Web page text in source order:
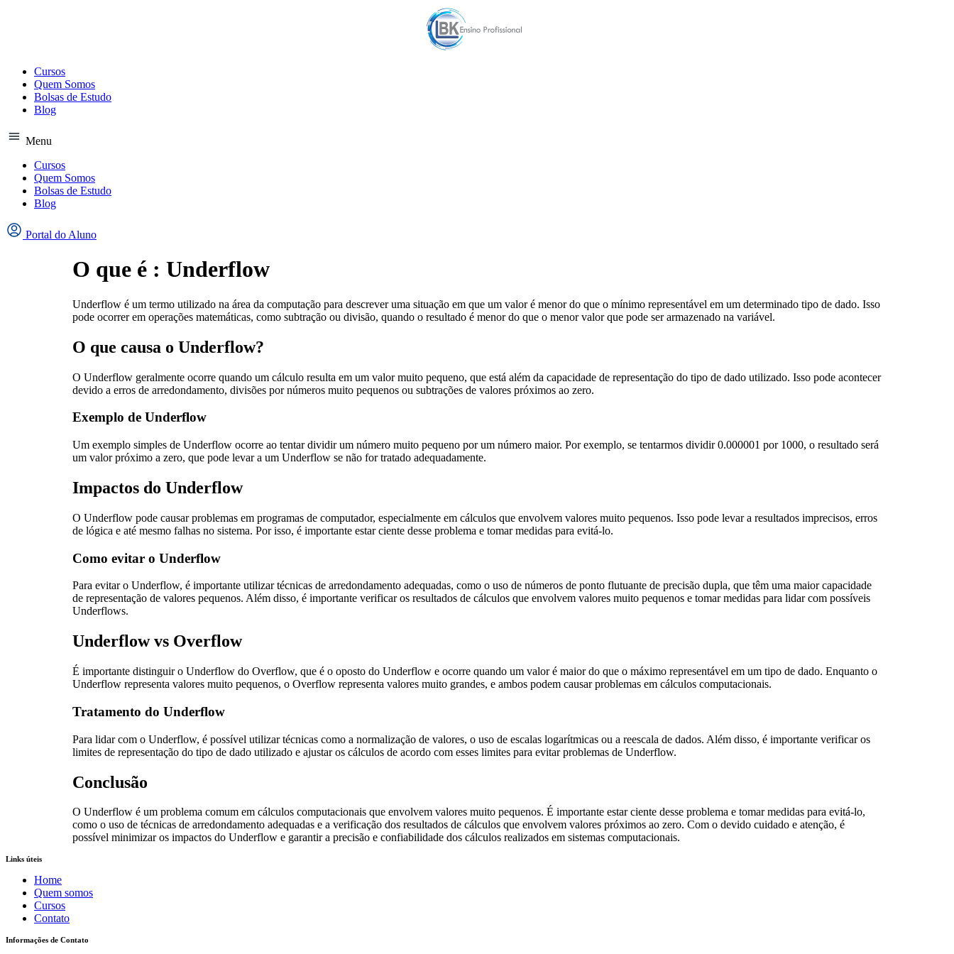
Cursos
Quem Somos
Bolsas de Estudo
Blog
Menu
Cursos
Quem Somos
Bolsas de Estudo
Blog
Portal do Aluno
O que é : Underflow
Underflow é um termo utilizado na área da computação para descrever uma situação em que um valor é menor do que o mínimo representável em um determinado tipo de dado. Isso
pode ocorrer em operações matemáticas, como subtração ou divisão, quando o resultado é menor do que o menor valor que pode ser armazenado na variável.
O que causa o Underflow?
O Underflow geralmente ocorre quando um cálculo resulta em um valor muito pequeno, que está além da capacidade de representação do tipo de dado utilizado. Isso pode acontecer
devido a erros de arredondamento, divisões por números muito pequenos ou subtrações de valores próximos ao zero.
Exemplo de Underflow
Um exemplo simples de Underflow ocorre ao tentar dividir um número muito pequeno por um número maior. Por exemplo, se tentarmos dividir 0.000001 por 1000, o resultado será
um valor próximo a zero, que pode levar a um Underflow se não for tratado adequadamente.
Impactos do Underflow
O Underflow pode causar problemas em programas de computador, especialmente em cálculos que envolvem valores muito pequenos. Isso pode levar a resultados imprecisos, erros
de lógica e até mesmo falhas no sistema. Por isso, é importante estar ciente desse problema e tomar medidas para evitá-lo.
Como evitar o Underflow
Para evitar o Underflow, é importante utilizar técnicas de arredondamento adequadas, como o uso de números de ponto flutuante de precisão dupla, que têm uma maior capacidade
de representação de valores pequenos. Além disso, é importante verificar os resultados de cálculos que envolvem valores muito pequenos e tomar medidas para lidar com possíveis
Underflows.
Underflow vs Overflow
É importante distinguir o Underflow do Overflow, que é o oposto do Underflow e ocorre quando um valor é maior do que o máximo representável em um tipo de dado. Enquanto o
Underflow representa valores muito pequenos, o Overflow representa valores muito grandes, e ambos podem causar problemas em cálculos computacionais.
Tratamento do Underflow
Para lidar com o Underflow, é possível utilizar técnicas como a normalização de valores, o uso de escalas logarítmicas ou a reescala de dados. Além disso, é importante verificar os
limites de representação do tipo de dado utilizado e ajustar os cálculos de acordo com esses limites para evitar problemas de Underflow.
Conclusão
O Underflow é um problema comum em cálculos computacionais que envolvem valores muito pequenos. É importante estar ciente desse problema e tomar medidas para evitá-lo,
como o uso de técnicas de arredondamento adequadas e a verificação dos resultados de cálculos que envolvem valores próximos ao zero. Com o devido cuidado e atenção, é
possível minimizar os impactos do Underflow e garantir a precisão e confiabilidade dos cálculos realizados em sistemas computacionais.
Links úteis
Home
Quem somos
Cursos
Contato
Informações de Contato